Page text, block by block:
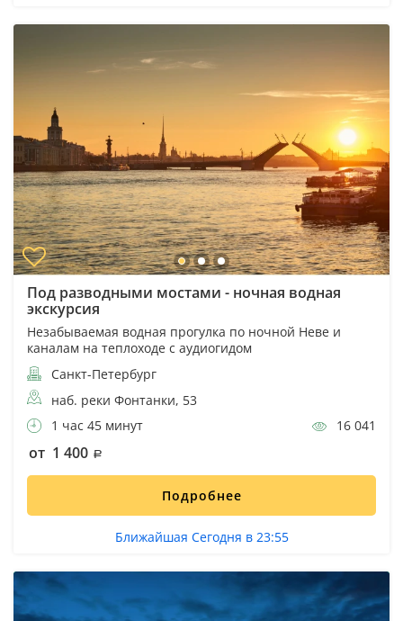
Под разводными мостами - ночная водная
экскурсия
Незабываемая водная прогулка по ночной Неве и
каналам на теплоходе с аудиогидом
Санкт-Петербург
наб. реки Фонтанки, 53
1 час 45 минут
16 041
от 1 400
Подробнее
Ближайшая Сегодня в 23:55